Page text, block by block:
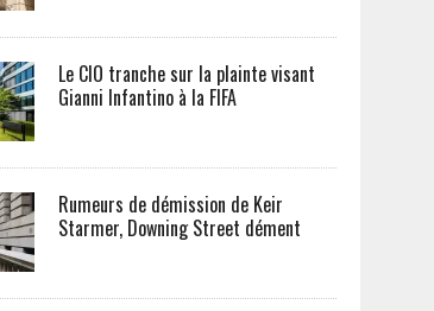
Le CIO tranche sur la plainte visant
Gianni Infantino à la FIFA
Rumeurs de démission de Keir
Starmer, Downing Street dément